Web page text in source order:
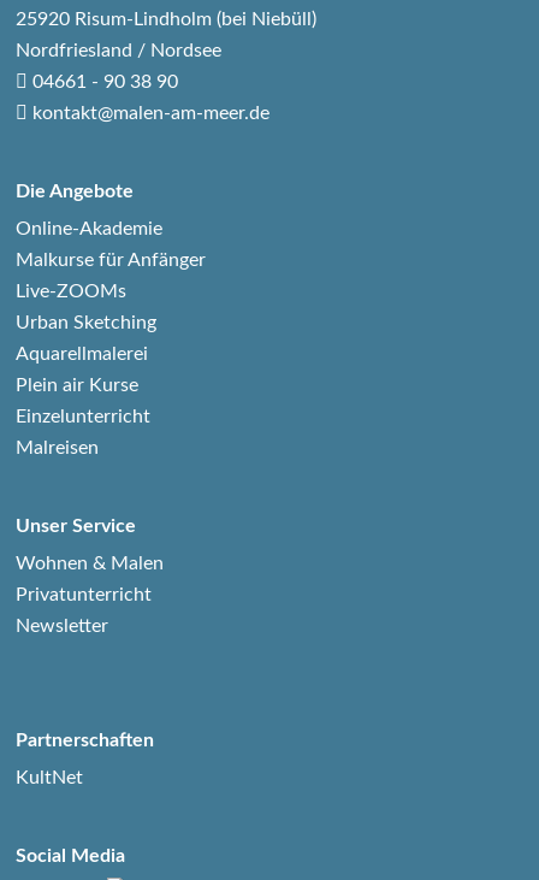
25920 Risum-Lindholm (bei Niebüll)
Nordfriesland / Nordsee
04661 - 90 38 90
kontakt@malen-am-meer.de
Die Angebote
Online-Akademie
Malkurse für Anfänger
Live-ZOOMs
Urban Sketching
Aquarellmalerei
Plein air Kurse
Einzelunterricht
Malreisen
Unser Service
Wohnen & Malen
Privatunterricht
Newsletter
Partnerschaften
KultNet
Social Media